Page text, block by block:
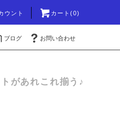
ウント カート(0)
ブログ お問い合わせ
があれこれ揃う♪